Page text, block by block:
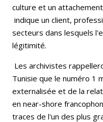
culture et un
indique un client,
secteurs dans lesquels
légitimité.
Les archivistes
Tunisie que le numéro 1
externalisée et de la
en near-shore
traces de l'un des plus